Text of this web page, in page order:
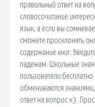
правильный ответ на
словосочитание
язык, а если вы
сможете просклонять
содержание книг;
падежам. Школьные
пользователи
обмениваются
ответ на вопрос «3.